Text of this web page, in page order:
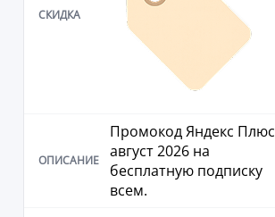
Промокод Яндекс Плюс
август 2026 на
бесплатную подписку
всем.